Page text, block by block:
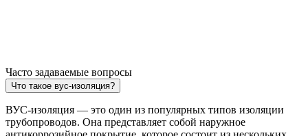
Часто задаваемые вопросы
Что такое вус-изоляция?
ВУС-изоляция — это один из популярных типов изоляции
трубопроводов. Она представляет собой наружное